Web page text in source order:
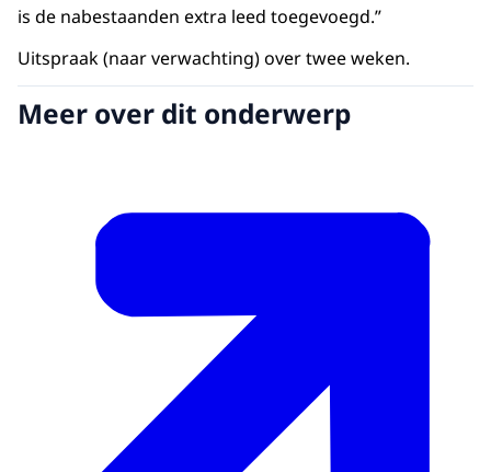
is de nabestaanden extra leed toegevoegd.”
Uitspraak (naar verwachting) over twee weken.
Meer over dit onderwerp